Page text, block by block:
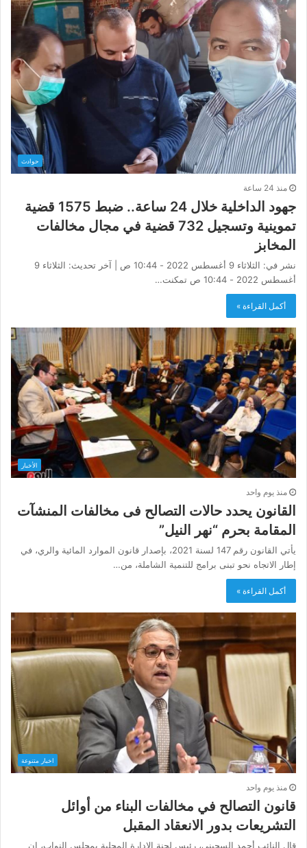
حوادث
منذ 24 ساعة
جهود الداخلية خلال 24 ساعة.. ضبط 1575 قضية
تموينية وتسجيل 732 قضية في مجال مخالفات
المخابز
نشر في: الثلاثاء 9 أغسطس 2022 - 10:44 ص | آخر تحديث: الثلاثاء 9
أغسطس 2022 - 10:44 ص تمكنت…
أكمل القراءة »
الأخبار
منذ يوم واحد
القانون يحدد حالات التصالح فى مخالفات المنشآت
المقامة بحرم “نهر النيل”
يأتي القانون رقم 147 لسنة 2021، بإصدار قانون الموارد المائية والري، في
إطار الاتجاه نحو تبنى برامج للتنمية الشاملة، من…
أكمل القراءة »
اخبار متنوعة
منذ يوم واحد
قانون التصالح في مخالفات البناء من أوائل
التشريعات بدور الانعقاد المقبل
قال النائب أحمد السجيني، رئيس لجنة الإدارة المحلية بمجلس النواب، إن